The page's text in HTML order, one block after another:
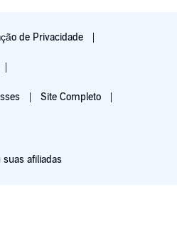
de Privacidade
Site Completo
afiliadas